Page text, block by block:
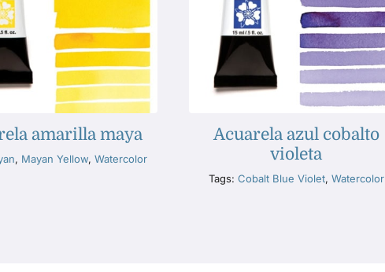
amarilla maya
, Mayan Yellow, Watercolor
Acuarela azul cobalto
violeta
Tags: Cobalt Blue Violet, Watercolor